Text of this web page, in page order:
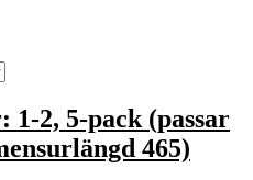
2, 5-pack (passar
465)